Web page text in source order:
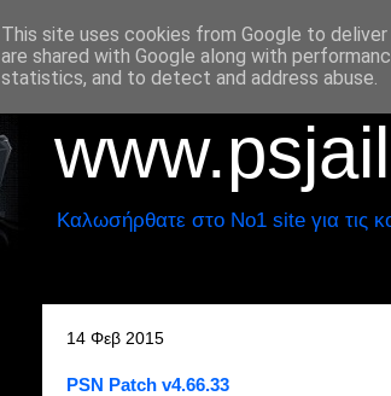
Καλωσήρθατε στο No1 site για τις
14 Φεβ 2015
PSN Patch v4.66.33
This site uses cookies from Google to
are shared with Google along with
statistics, and to detect and address abuse.